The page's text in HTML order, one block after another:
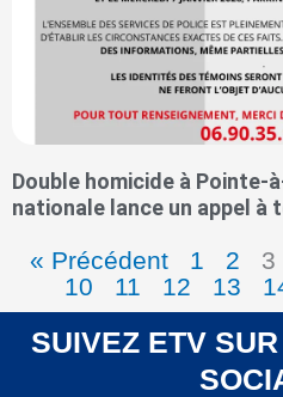
Double homicide à Pointe-
nationale lance un appel à
« Précédent 1 2 3
10
11 12 13
SUIVEZ ETV